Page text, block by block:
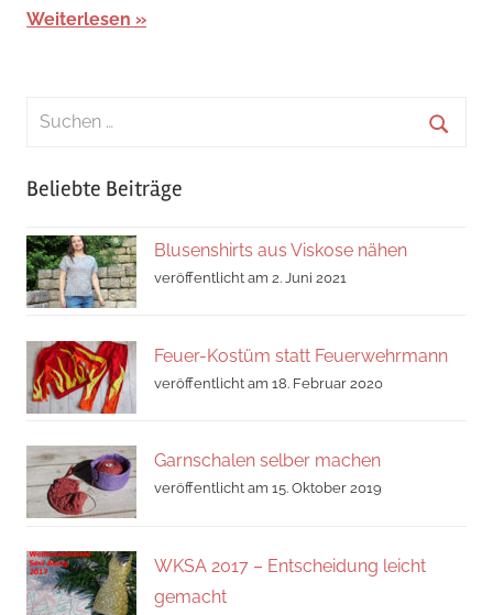
Weiterlesen
Suchen
Beliebte Beiträge
Blusenshirts aus Viskose nähen
veröffentlicht am 2. Juni 2021
Feuer-Kostüm statt Feuerwehrmann
veröffentlicht am 18. Februar 2020
Garnschalen selber machen
veröffentlicht am 15. Oktober 2019
WKSA 2017 – Entscheidung leicht
gemacht